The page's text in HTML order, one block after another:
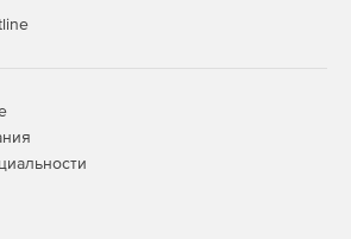
на мобильном телефоне,
видеоконференцсвязи и поддержка